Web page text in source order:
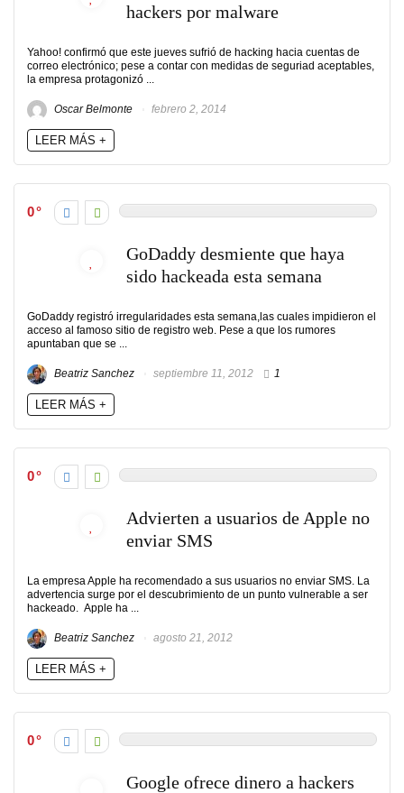
hackers por malware
Yahoo! confirmó que este jueves sufrió de hacking hacia cuentas de
correo electrónico; pese a contar con medidas de seguriad aceptables,
la empresa protagonizó ...
Oscar Belmonte febrero 2, 2014
LEER MÁS +
0
GoDaddy desmiente que haya
sido hackeada esta semana
GoDaddy registró irregularidades esta semana,las cuales impidieron el
acceso al famoso sitio de registro web. Pese a que los rumores
apuntaban que se ...
Beatriz Sanchez septiembre 11, 2012 1
LEER MÁS +
0
Advierten a usuarios de Apple no
enviar SMS
La empresa Apple ha recomendado a sus usuarios no enviar SMS. La
advertencia surge por el descubrimiento de un punto vulnerable a ser
hackeado. Apple ha ...
Beatriz Sanchez agosto 21, 2012
LEER MÁS +
0
Google ofrece dinero a hackers